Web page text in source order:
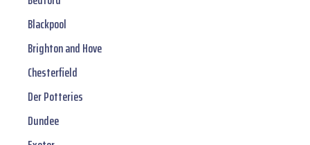
Blackpool
Brighton and Hove
Chesterfield
Der Potteries
Dundee